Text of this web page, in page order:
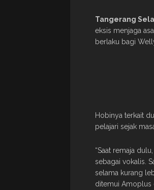
Tangerang
eksis menjaga
berlaku bagi
Hobinya terkait
pelajari sejak
“Saat remaja
sebagai vokalis.
selama kurang
ditemui Amoplus